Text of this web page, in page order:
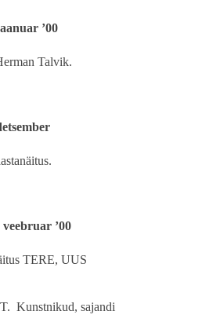
’00
Talvik.
veebruar ’00
TERE, UUS
Kunstnikud, sajandi